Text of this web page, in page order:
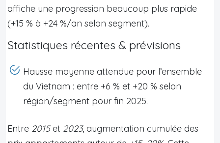
affiche une progression beaucoup plus rapide
(+15 % à +24 %/an selon segment).
Statistiques récentes & prévisions
Hausse moyenne attendue pour l’ensemble
du Vietnam : entre +6 % et +20 % selon
région/segment pour fin 2025.
Entre 2015et 2023, augmentation cumulée des